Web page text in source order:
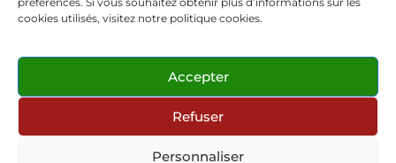
cookies utilisés, visitez notre politique cookies.
Accepter
Refuser
Personnaliser